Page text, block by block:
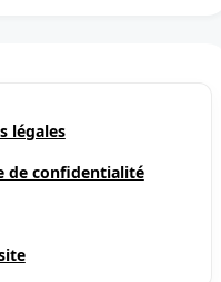
légales
de confidentialité